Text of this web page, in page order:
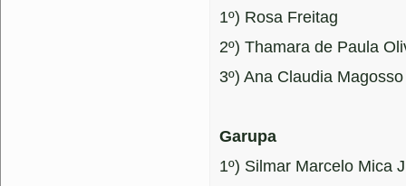
1º) Rosa Freitag
2º) Thamara de Paula
3º) Ana Claudia Magosso
Garupa
1º) Silmar Marcelo Mica